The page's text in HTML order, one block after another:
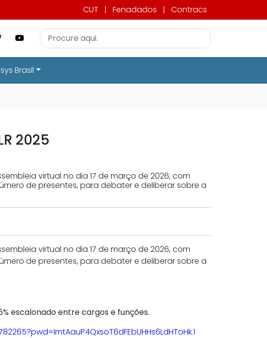
CUT | Fenadados | Contracs
Brasil
2025
virtual no dia 17 de março de 2026, com
de presentes, para debater e deliberar sobre a
virtual no dia 17 de março de 2026, com
de presentes, para debater e deliberar sobre a
escalonado entre cargos e funções.